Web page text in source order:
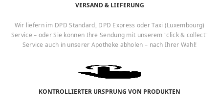
VERSAND & LIEFERUNG
Wir liefern im DPD Standard, DPD Express oder Taxi (Luxembourg)
Service – oder Sie können Ihre Sendung mit unserem "click & collect"
Service auch in unserer Apotheke abholen – nach Ihrer Wahl!
KONTROLLIERTER URSPRUNG VON PRODUKTEN